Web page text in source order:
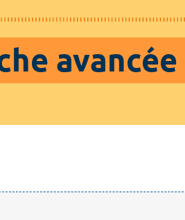
avancée